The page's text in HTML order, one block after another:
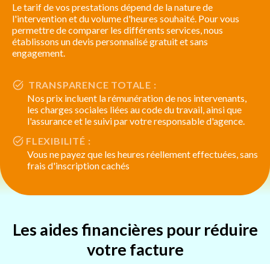
Le tarif de vos prestations dépend de la nature de
l'intervention et du volume d'heures souhaité. Pour vous
permettre de comparer les différents services, nous
établissons un devis personnalisé gratuit et sans
engagement.
TRANSPARENCE TOTALE :
Nos prix incluent la rémunération de nos intervenants,
les charges sociales liées au code du travail, ainsi que
l'assurance et le suivi par votre responsable d'agence.
FLEXIBILITÉ :
Vous ne payez que les heures réellement effectuées, sans
frais d'inscription cachés
Les aides financières pour réduire
votre facture